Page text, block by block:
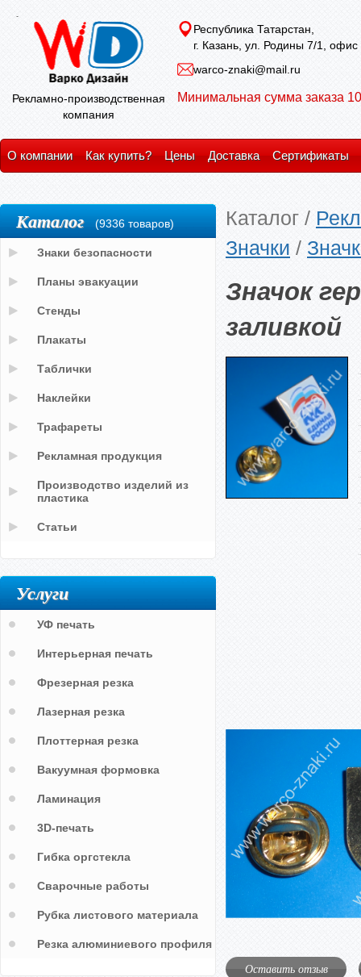
Рекламно-производственная
компания
Республика Татарстан,
г. Казань, ул. Родины 7/1, офис
warco-znaki@mail.ru
Минимальная сумма заказа
О компании Как купить? Цены Доставка Сертификаты
Каталог /
Значки /
Значок
заливкой
Оставить отзыв
Каталог (9336 товаров)
Знаки безопасности
Планы эвакуации
Стенды
Плакаты
Таблички
Наклейки
Трафареты
Рекламная продукция
Производство изделий из
пластика
Статьи
Услуги
УФ печать
Интерьерная печать
Фрезерная резка
Лазерная резка
Плоттерная резка
Вакуумная формовка
Ламинация
3D-печать
Гибка оргстекла
Сварочные работы
Рубка листового материала
Резка алюминиевого профиля